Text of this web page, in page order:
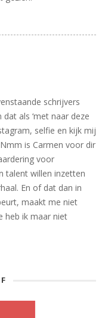
schrijvers
dat als ‘met naar deze
selfie en kijk mij
Nmm is Carmen voor dir
voor
talent willen inzetten
En of dat dan in
maakt me niet
heb ik maar niet